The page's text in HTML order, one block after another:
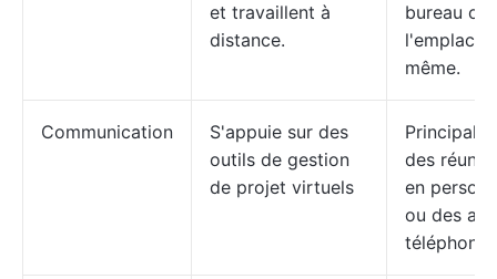
et travaillent à
distance.
bureau ou
même.
Communication
S'appuie sur des
outils de gestion
de projet virtuels
des
en
ou des